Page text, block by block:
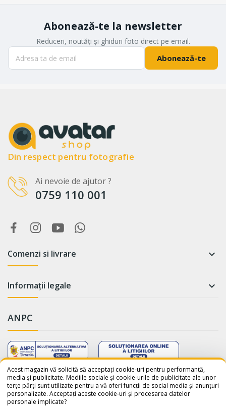
WhatsApp
Salut! Cum te putem ajuta? Scrie-
ne pe WhatsApp!
📞 +40759110001
Abonează-te la newsletter
Reduceri, noutăți și ghiduri foto direct pe email.
Abonează-te
Din respect pentru fotografie
Ai nevoie de ajutor ?
0759 110 001
Comenzi si livrare 
Informații legale 
ANPC
Acest magazin vă solicită să acceptați cookie-uri pentru performanță,
media și publicitate. Mediile sociale și cookie-urile de publicitate ale unor
terțe părți sunt utilizate pentru a vă oferi funcții de social media și anunțuri
personalizate. Acceptați aceste cookie-uri și procesarea datelor
personale implicate?